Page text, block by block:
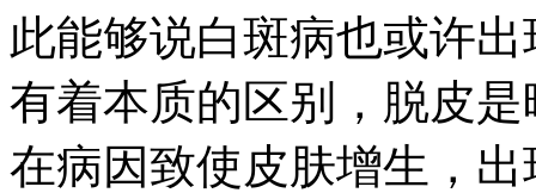
此能够说白斑病也或许
有着本质的区别，脱皮
在病因致使皮肤增生，